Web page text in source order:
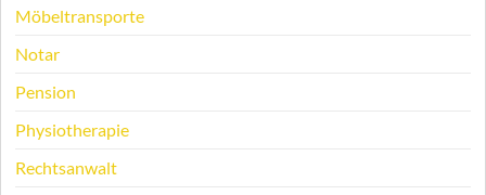
Möbeltransporte
Notar
Pension
Physiotherapie
Rechtsanwalt